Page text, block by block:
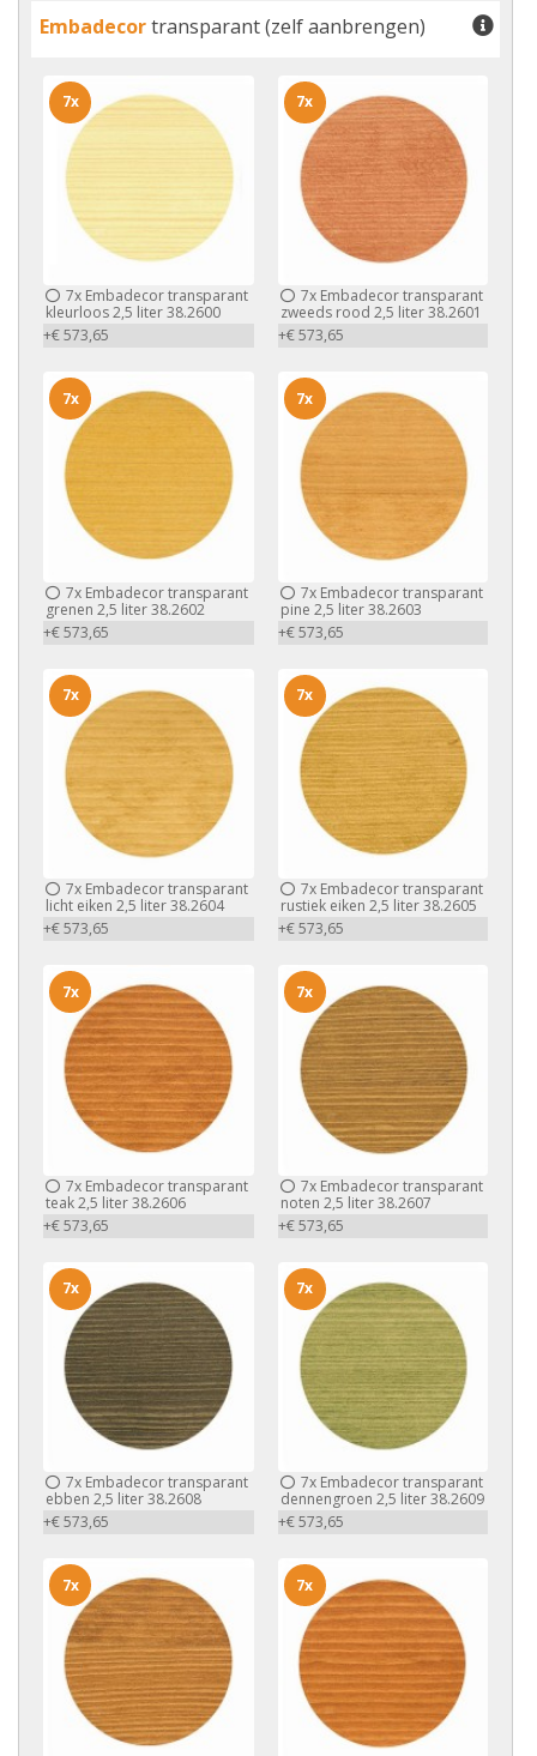
Embadecortransparant (zelf aanbrengen)
7x Embadecor transparant
kleurloos 2,5 liter 38.2600
+€ 573,65
7x
7xEmbadecor transparant
zweeds rood 2,5 liter 38.2601
+€ 573,65
7x
7x Embadecor transparant
grenen 2,5 liter 38.2602
+€ 573,65
7x
7xEmbadecor transparant
pine 2,5 liter 38.2603
+€ 573,65
7x
7x Embadecor transparant
licht eiken 2,5 liter 38.2604
+€ 573,65
7x
7xEmbadecor transparant
rustiek eiken 2,5 liter 38.2605
+€ 573,65
7x
7x Embadecor transparant
teak 2,5 liter 38.2606
+€ 573,65
7x
7xEmbadecor transparant
noten 2,5 liter 38.2607
+€ 573,65
7x
7x Embadecor transparant
ebben 2,5 liter 38.2608
+€ 573,65
7x
7xEmbadecor transparant
dennengroen 2,5 liter 38.2609
+€ 573,65
7x
7x 7x